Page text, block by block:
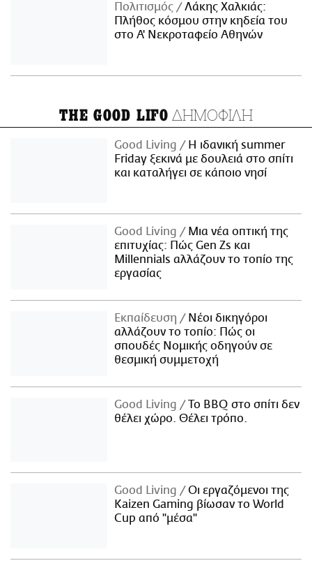
Πολιτισμός
Λάκης Χαλκιάς:
Πλήθος κόσμου στην κηδεία του
στο Α' Νεκροταφείο Αθηνών
THE GOOD LIFO ΔΗΜΟΦΙΛΗ
Good Living
Η ιδανική summer
Friday ξεκινά με δουλειά στο σπίτι
και καταλήγει σε κάποιο νησί
Good Living
Μια νέα οπτική της
επιτυχίας: Πώς Gen Zs και
Millennials αλλάζουν το τοπίο της
εργασίας
Εκπαίδευση
Νέοι δικηγόροι
αλλάζουν το τοπίο: Πώς οι
σπουδές Νομικής οδηγούν σε
θεσμική συμμετοχή
Good Living
Το BBQ στο σπίτι δεν
θέλει χώρο. Θέλει τρόπο.
Good Living
Οι εργαζόμενοι της
Kaizen Gaming βίωσαν το World
Cup από "μέσα"